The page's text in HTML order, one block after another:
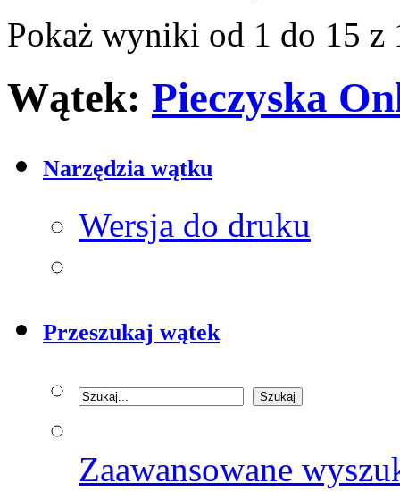
Pokaż wyniki od 1 do 15 z
Wątek: Pieczyska
Narzędzia wątku
Wersja do druku
Przeszukaj wątek
Zaawansowane